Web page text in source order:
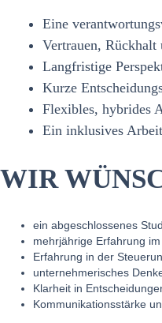
Eine
Vertrauen, Rückhalt
Langfristige
Kurze
Flexibles, hybrides
Ein inklusives
WIR
ein abgeschlossenes
mehrjährige Erfahrung
Erfahrung in der
unternehmerisches
Klarheit in
Kommunikationsstärke